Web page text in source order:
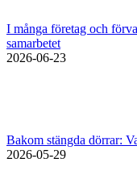
I många företag och
samarbetet
2026-06-23
Bakom stängda dörrar:
2026-05-29